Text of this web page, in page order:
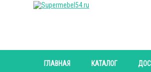
ГЛАВНАЯ КАТАЛОГ